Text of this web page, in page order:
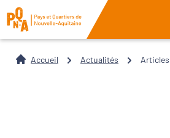
Accueil Actualités Articles